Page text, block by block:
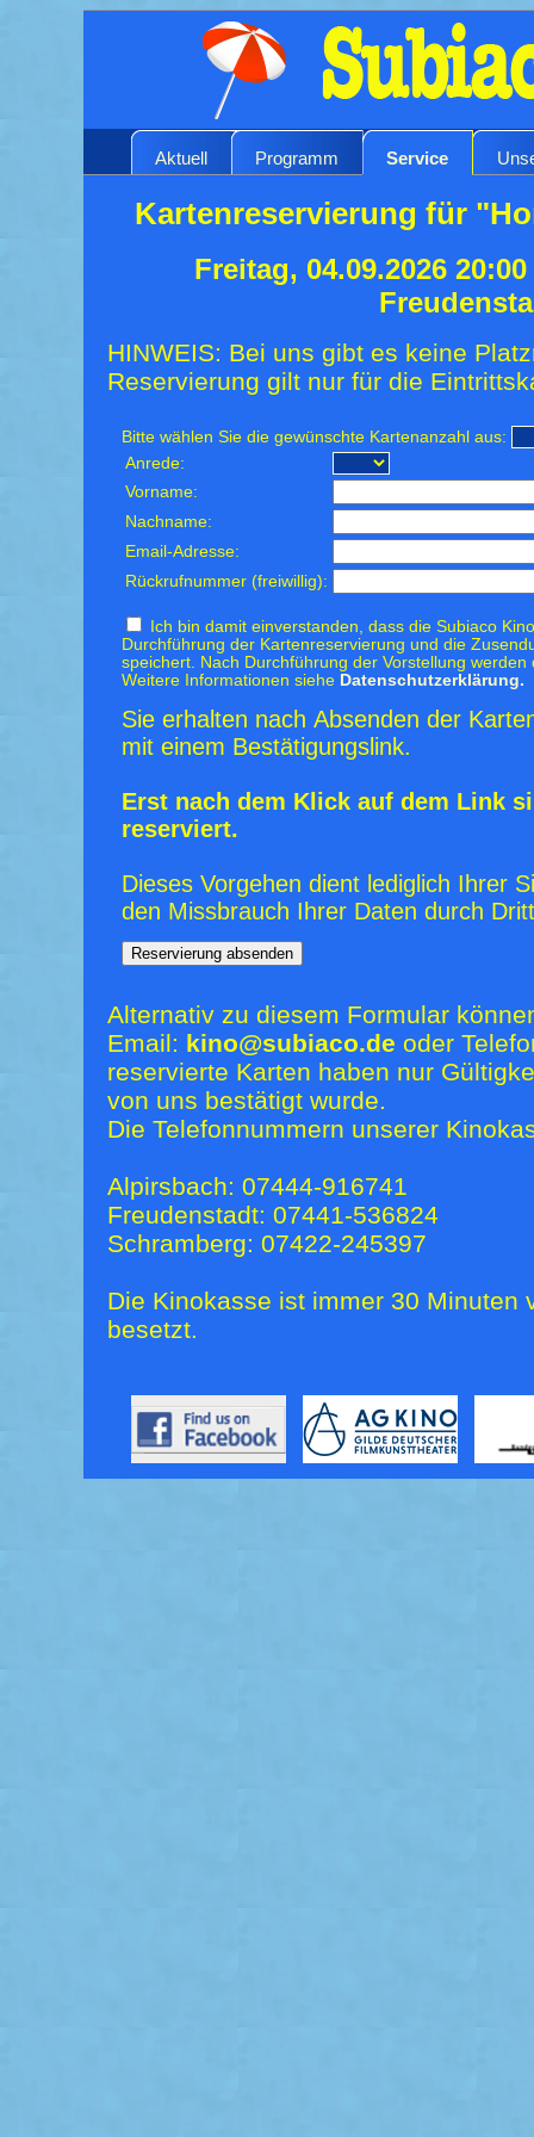
Aktuell Programm Service
Kartenreservierung für
Freitag, 04.09.2026
HINWEIS: Bei uns gibt es keine
Reservierung gilt nur für die
Bitte wählen Sie die gewünschte Kartenanzahl aus:
Anrede:
Vorname:
Nachname:
Email-Adresse:
Rückrufnummer (freiwillig):
Ich bin damit einverstanden, dass die Subiaco
Durchführung der Kartenreservierung und die
speichert. Nach Durchführung der Vorstellung
Weitere Informationen siehe Datenschutzerklärung.
Sie erhalten nach Absenden der
mit einem Bestätigungslink.
Erst nach dem Klick auf dem Link
reserviert.
Dieses Vorgehen dient lediglich Ihrer
den Missbrauch Ihrer Daten durch
Alternativ zu diesem Formular
Email: kino@subiaco.de oder
reservierte Karten haben nur
von uns bestätigt wurde.
Die Telefonnummern unserer
Alpirsbach: 07444-916741
Freudenstadt: 07441-536824
Schramberg: 07422-245397
Die Kinokasse ist immer 30 Minuten
besetzt.